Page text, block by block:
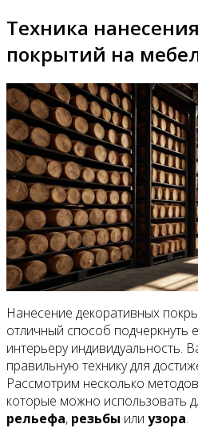
Техника
покрытий на
Нанесение декоративных
отличный способ подчеркнуть
интерьеру индивидуальность.
правильную технику для
Рассмотрим несколько
которые можно использовать
рельефа, резьбы или узора.